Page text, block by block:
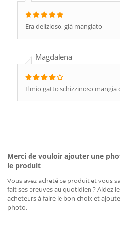
Era delizioso, già mangiato
Magdalena
Il mio gatto schizzinoso mangia
Merci de vouloir ajouter une
le produit
Vous avez acheté ce produit et vous
fait ses preuves au quotidien ? Aidez
acheteurs à faire le bon choix et
photo.